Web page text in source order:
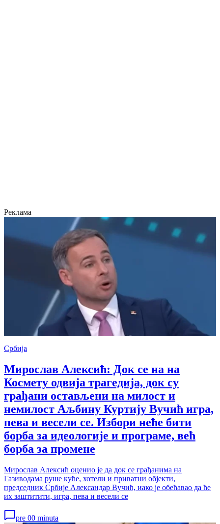
Реклама
Србија
Мирослав Алексић: Док се на на
Космету одвија трагедија, док су
грађани остављени на милост и
немилост Аљбину Куртију Вучић игра,
пева и весели се. Избори неће бити
борба за идеологије и програме, већ
борба за промене
Мирослав Алексић оценио је да док се грађанима на
Газиводама руше куће, хотели и приватни објекти,
председник Србије Александар Вучић, иако је обећавао да ће
их заштитити, игра, пева и весели се
pre 00 minuta